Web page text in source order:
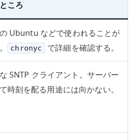
ころ
Ubuntu などで使われることが
chronyc で詳細を確認する。
SNTP クライアント。サーバー
時刻を配る用途には向かない。